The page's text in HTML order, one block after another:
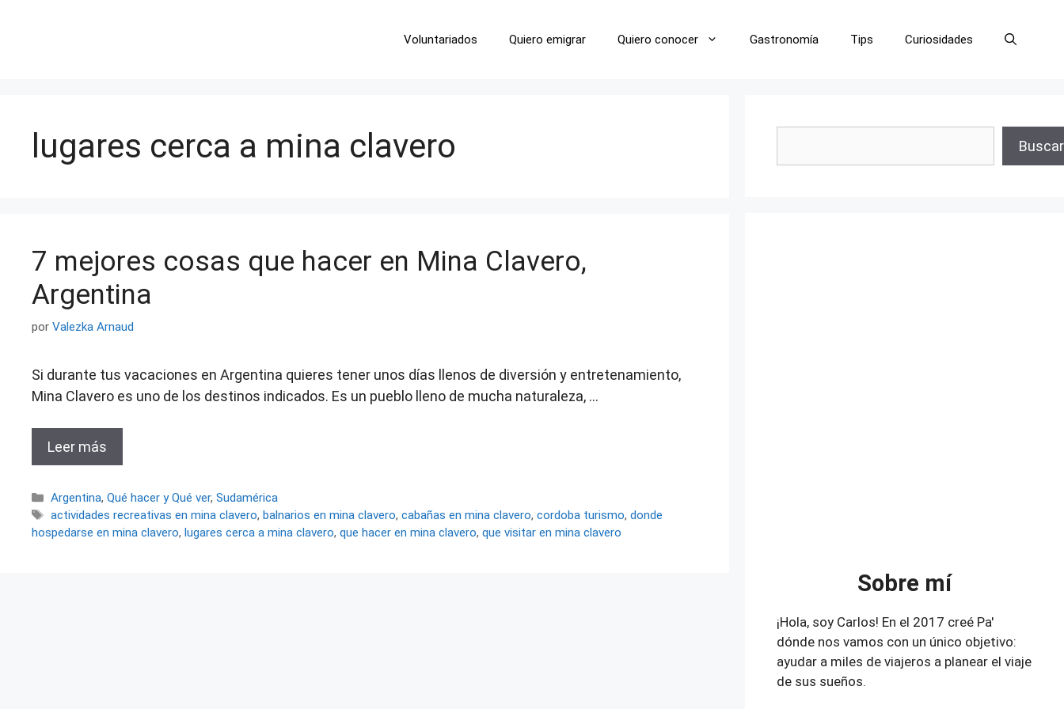
Voluntariados Quiero emigrar Quiero conocer Gastronomía Tips Curiosidades
lugares cerca a mina clavero
7 mejores cosas que hacer en Mina Clavero,
Argentina
por Valezka Arnaud
Si durante tus vacaciones en Argentina quieres tener unos días llenos de diversión y entretenamiento,
Mina Clavero es uno de los destinos indicados. Es un pueblo lleno de mucha naturaleza, …
Leer más
Categorías
Argentina,Qué hacer y Qué ver,Sudamérica
Etiquetas
actividades recreativas en mina clavero,balnarios en mina clavero,cabañas en mina clavero,cordoba turismo,donde
hospedarse en mina clavero, lugares cerca a mina clavero, que hacer en mina clavero, que visitar en mina clavero
Buscar
Sobre mí
¡Hola, soy Carlos! En el 2017 creé Pa'
dónde nos vamos con un único objetivo:
ayudar a miles de viajeros a planear el viaje
de sus sueños.